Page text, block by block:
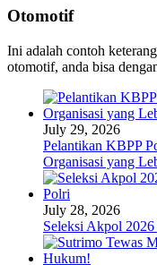
Otomotif
Ini adalah contoh
otomotif, anda bisa
July 29, 2026
Pelantikan KBPP
Organisasi yang
July 28, 2026
Seleksi Akpol